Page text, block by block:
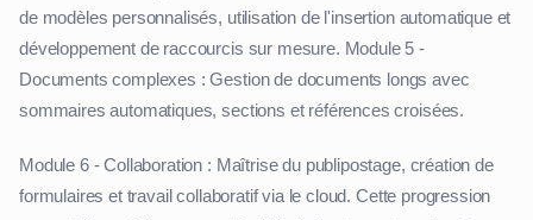
de modèles personnalisés, utilisation de l'insertion automatique et
développement de raccourcis sur mesure. Module 5 -
Documents complexes : Gestion de documents longs avec
sommaires automatiques, sections et références croisées.
Module 6 - Collaboration : Maîtrise du publipostage, création de
formulaires et travail collaboratif via le cloud. Cette progression